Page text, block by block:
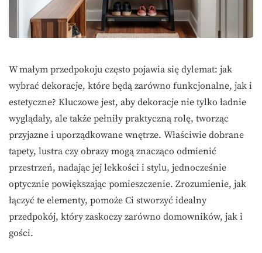
W małym przedpokoju często pojawia się dylemat: jak
wybrać dekoracje, które będą zarówno funkcjonalne, jak i
estetyczne? Kluczowe jest, aby dekoracje nie tylko ładnie
wyglądały, ale także pełniły praktyczną rolę, tworząc
przyjazne i uporządkowane wnętrze. Właściwie dobrane
tapety, lustra czy obrazy mogą znacząco odmienić
przestrzeń, nadając jej lekkości i stylu, jednocześnie
optycznie powiększając pomieszczenie. Zrozumienie, jak
łączyć te elementy, pomoże Ci stworzyć idealny
przedpokój, który zaskoczy zarówno domowników, jak i
gości.